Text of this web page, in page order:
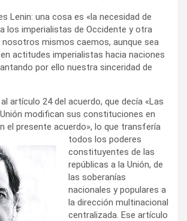
Lenin: una cosa es «la necesidad de
los imperialistas de Occidente y otra
mismos caemos, aunque sea
actitudes imperialistas hacia naciones
por ello nuestra sinceridad de
artículo 24 del acuerdo, que decía «Las
modifican sus constituciones en
el presente acuerdo», lo que transfería
todos los poderes
constituyentes de las
repúblicas a la Unión, de
las soberanías
nacionales y populares a
la dirección multinacional
centralizada. Ese artículo